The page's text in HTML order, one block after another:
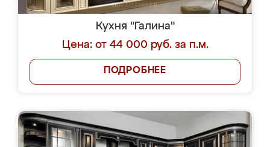
Кухня "Галина"
Цена: от 44 000 руб. за п.м.
ПОДРОБНЕЕ